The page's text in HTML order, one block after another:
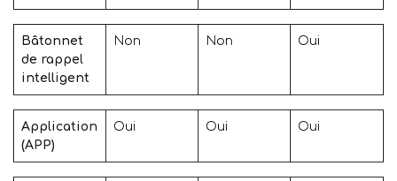
Bâtonnet
de rappel
intelligent
Non Non Oui
Application
(APP)
Oui Oui Oui